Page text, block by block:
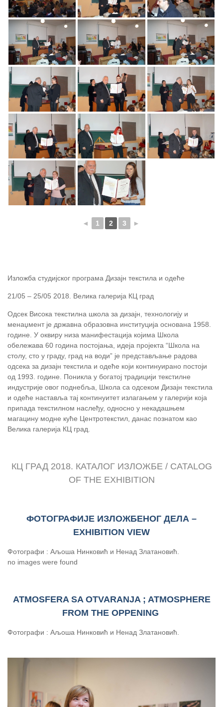
◄ 1 2 3 ►
Изложба студијског програма Дизајн текстила и одеће
21/05 – 25/05 2018. Велика галерија КЦ град
Одсек Висока текстилна школа за дизајн, технологију и
менаџмент је државна образовна институција основана 1958.
године. У оквиру низа манифестација којима Школа
обележава 60 година постојања, идеја пројекта “Школа на
столу, сто у граду, град на води” је представљање радова
одсека за дизајн текстила и одеће који континуирано постоји
од 1993. године. Поникла у богатој традицији текстилне
индустрије овог поднебља, Школа са одсеком Дизајн текстила
и одеће наставља тај континуитет излагањем у галерији која
припада текстилном наслеђу, односно у некадашњем
магацину модне куће Центротекстил, данас познатом као
Велика галерија КЦ град.
КЦ ГРАД 2018. КАТАЛОГ ИЗЛОЖБЕ / CATALOG
OF THE EXHIBITION
ФОТОГРАФИЈЕ ИЗЛОЖБЕНОГ ДЕЛА –
EXHIBITION VIEW
Фотографи : Аљоша Нинковић и Ненад Златановић.
no images were found
ATMOSFERA SA OTVARANJA ; ATMOSPHERE
FROM THE OPPENING
Фотографи : Аљоша Нинковић и Ненад Златановић.